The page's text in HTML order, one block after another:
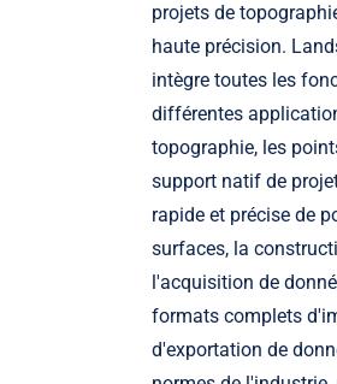
projets de
haute précision.
intègre toutes les
différentes
topographie, les
support natif de
rapide et précise de
surfaces, la
l'acquisition de
formats complets
d'exportation de